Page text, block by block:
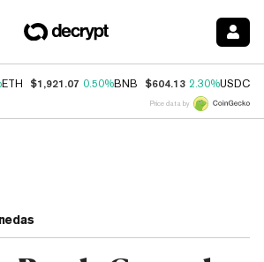
ETH $1,921.07 0.50%BNB $604.13 2.30%USDC
Price data by